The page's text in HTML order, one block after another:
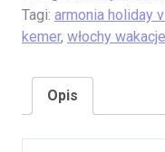
Tagi: armonia holiday
kemer, włochy wakacje
Opis